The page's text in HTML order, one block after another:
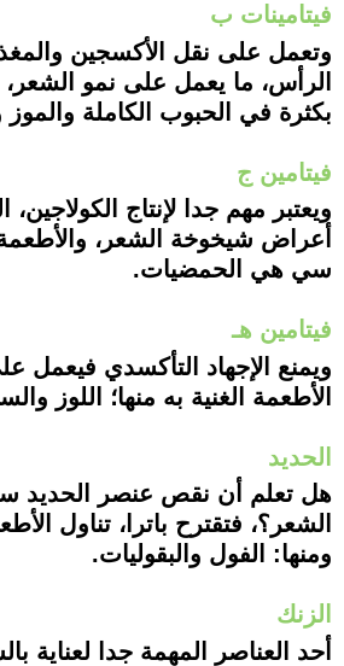
فيتامينات ب
وتعمل على نقل الأكسجين
الرأس، ما يعمل على نمو الشعر،
بكثرة في الحبوب الكاملة والموز
فيتامين ج
ويعتبر مهم جدا لإنتاج
أعراض شيخوخة الشعر، والأطعمة
سي هي الحمضيات.
فيتامين هـ
ويمنع الإجهاد التأكسدي فيعمل
الأطعمة الغنية به منها؛ اللوز
الحديد
هل تعلم أن نقص عنصر الحديد
الشعر؟، فتقترح باترا، تناول
ومنها: الفول والبقوليات.
الزنك
أحد العناصر المهمة جدا لعناية